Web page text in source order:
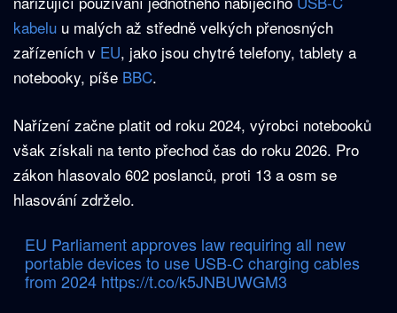
kabelu u malých až středně velkých přenosných
zařízeních v EU, jako jsou chytré telefony, tablety a
notebooky, píše BBC.
Nařízení začne platit od roku 2024, výrobci notebooků
však získali na tento přechod čas do roku 2026. Pro
zákon hlasovalo 602 poslanců, proti 13 a osm se
hlasování zdrželo.
EU Parliament approves law requiring all new
portable devices to use USB-C charging cables
from 2024 https://t.co/k5JNBUWGM3